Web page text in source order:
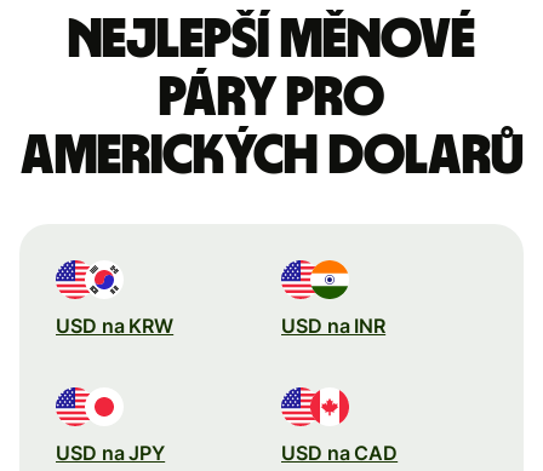
Nejlepší měnové
páry pro
amerických dolarů
USD na KRW USD na INR
USD na JPY USD na CAD